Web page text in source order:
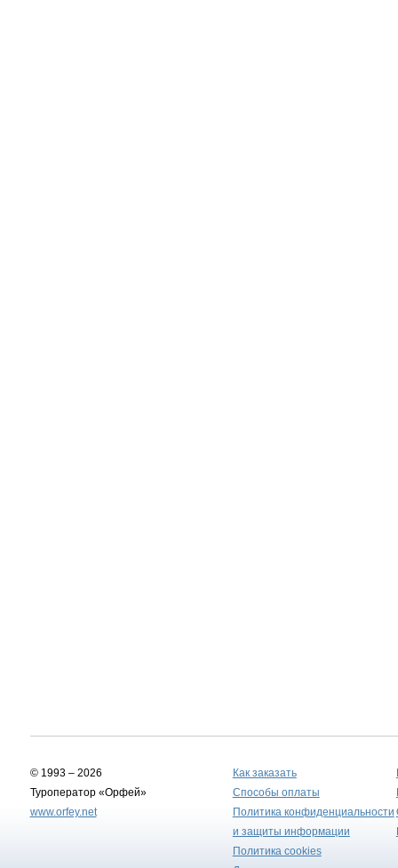
© 1993 – 2026
Туроператор «Орфей»
www.orfey.net
Как заказать
Способы оплаты
Политика конфиденциальности
и защиты информации
Политика cookies